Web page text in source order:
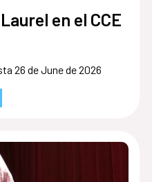
en el CCE
26 de June de 2026